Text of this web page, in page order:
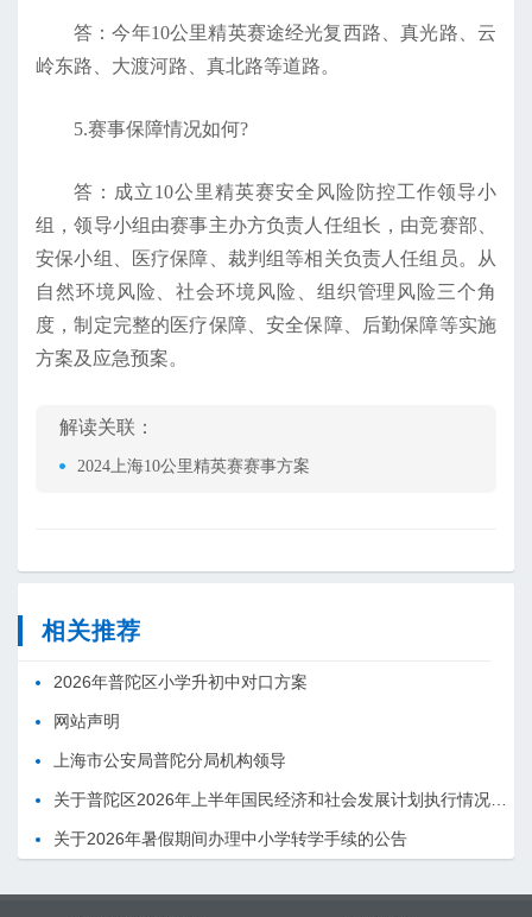
答：今年10公里精英赛途经光复西路、真光路、云
岭东路、大渡河路、真北路等道路。
5.赛事保障情况如何?
答：成立10公里精英赛安全风险防控工作领导小
组，领导小组由赛事主办方负责人任组长，由竞赛部、
安保小组、医疗保障、裁判组等相关负责人任组员。从
自然环境风险、社会环境风险、组织管理风险三个角
度，制定完整的医疗保障、安全保障、后勤保障等实施
方案及应急预案。
解读关联：
2024上海10公里精英赛赛事方案
相关推荐
2026年普陀区小学升初中对口方案
网站声明
上海市公安局普陀分局机构领导
关于2026年暑假期间办理中小学转学手续的公告